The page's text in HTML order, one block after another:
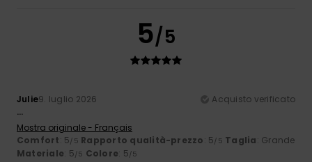
5/5
Julie9. luglio 2026
Acquisto verificato
...
Mostra originale - Français
Comfort: 5/5 Rapporto qualità-prezzo: 5/5 Taglia: Grande
Materiale: 5/5 Colore: 5/5